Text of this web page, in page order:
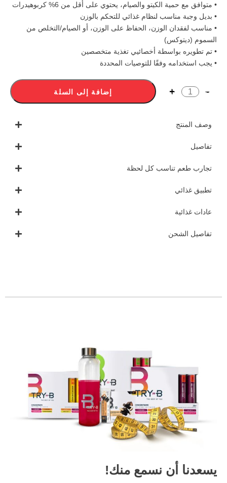
• متوافق مع حمية الكيتو والصيام، يحتوي على أقل من 6% كربوهيدرات
• بديل وجبة مناسب لنظام غذائي للتحكم بالوزن
• مناسب لفقدان الوزن، الحفاظ على الوزن، أو الصيام/التخلص من
السموم (ديتوكس)
• تم تطويره بواسطة أخصائيي تغذية متخصصين
• يجب استخدامه وفقًا للتوصيات المحددة
إضافة إلى السلة
وصف المنتج
تفاصيل
تجارب طعم تناسب كل لحظة
تطبيق غذائي
عادات غذائية
تفاصيل الشحن
يسعدنا أن نسمع منك!